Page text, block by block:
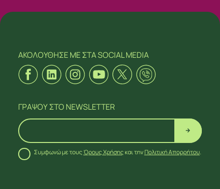
ΑΚΟΛΟΥΘΗΣΕ ΜΕΣΤΑ SOCIAL MEDIA
ΑΚΟΛΟΥΘΗΣΕ ΜΕΣΤΑ SOCIAL MEDIA
ΓΡΑΨΟΥΣΤΟ NEWSLETTER
Συμφωνώ με τουςΌρους Χρήσηςκαι τηνΠολιτική Απορρήτου.